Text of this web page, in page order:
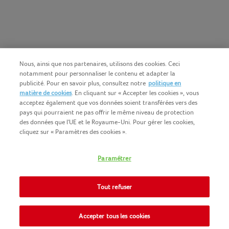
COPYRIGHT IGLO 2025
CONTACTEZ NOUS
COOKIE-POLICY
NOMAD FOODS
POLITIQUE-DE-CONFIDENTIALITE
SITEMAP
Nous, ainsi que nos partenaires, utilisons des cookies. Ceci
notamment pour personnaliser le contenu et adapter la
publicité. Pour en savoir plus, consultez notre politique en
matière de cookies. En cliquant sur « Accepter les cookies », vous
acceptez également que vos données soient transférées vers des
pays qui pourraient ne pas offrir le même niveau de protection
des données que l'UE et le Royaume-Uni. Pour gérer les cookies,
cliquez sur « Paramètres des cookies ».
Paramétrer
Tout refuser
Accepter tous les cookies